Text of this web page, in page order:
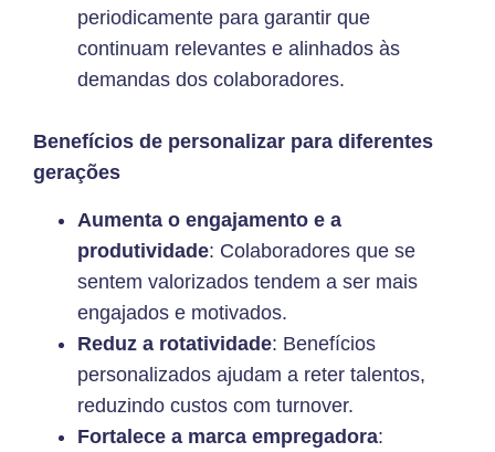
periodicamente para garantir que
continuam relevantes e alinhados às
demandas dos colaboradores.
Benefícios de personalizar para diferentes
gerações
Aumenta o engajamento e a
produtividade: Colaboradores que se
sentem valorizados tendem a ser mais
engajados e motivados.
Reduz a rotatividade: Benefícios
personalizados ajudam a reter talentos,
reduzindo custos com turnover.
Fortalece a marca empregadora: